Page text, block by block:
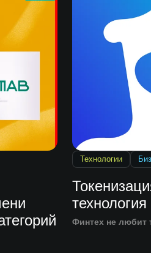
Технологии
Финтех не любит